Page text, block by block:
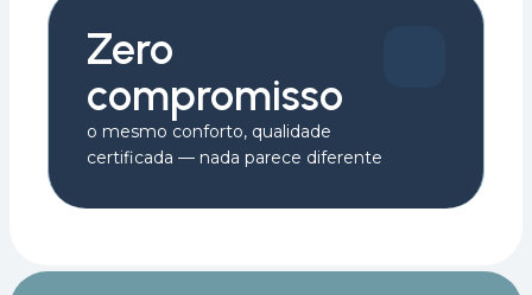
Zero
compromisso
o mesmo conforto, qualidade
certificada — nada parece diferente